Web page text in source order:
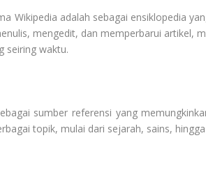
Wikipedia adalah sebagai ensiklopedia
mengedit, dan memperbarui artikel,
seiring waktu.
sumber referensi yang
topik, mulai dari sejarah, sains,